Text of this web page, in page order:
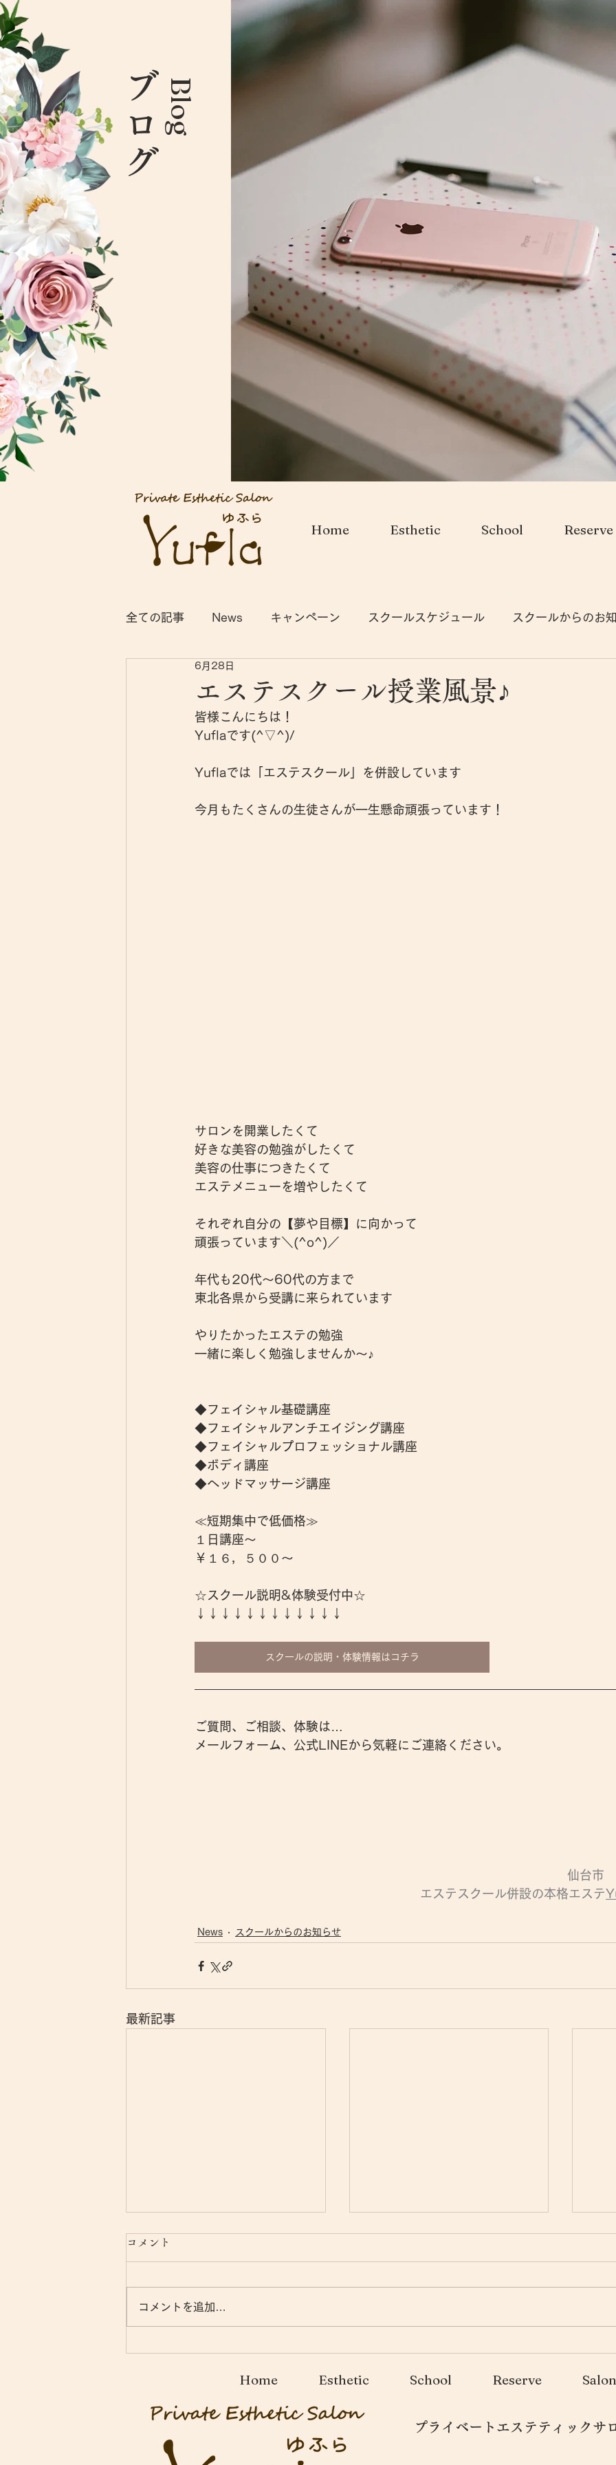
ブログBlog
Home Esthetic School Reserve
全ての記事 News キャンペーン スクールスケジュール スクールからのお
エステスクール授業風景♪
6月28日
皆様こんにちは！
Yuflaです(^▽^)/
Yuflaでは「エステスクール」を併設しています
今月もたくさんの生徒さんが一生懸命頑張っています！
サロンを開業したくて
好きな美容の勉強がしたくて
美容の仕事につきたくて
エステメニューを増やしたくて
それぞれ自分の【夢や目標】に向かって
頑張っています＼(^o^)／
年代も20代～60代の方まで
東北各県から受講に来られています
やりたかったエステの勉強
一緒に楽しく勉強しませんか～♪
◆フェイシャル基礎講座
◆フェイシャルアンチエイジング講座
◆フェイシャルプロフェッショナル講座
◆ボディ講座
◆ヘッドマッサージ講座
≪短期集中で低価格≫
１日講座～
￥１６，５００～
☆スクール説明&体験受付中☆
↓↓↓↓↓↓↓↓↓↓↓↓
スクールの説明・体験情報はコチラ
ご質問、ご相談、体験は…
メールフォーム、公式LINEから気軽にご連絡ください。
仙台市
エステスクール併設の本格エステ
News スクールからのお知らせ
最新記事
9月エステスクール生募集
中！｜スクールよりお知らせ
フェムケアとは・・・
マ
コメント
コメントを追加…
Home Esthetic School Reserve Salon
プライベートエステティック